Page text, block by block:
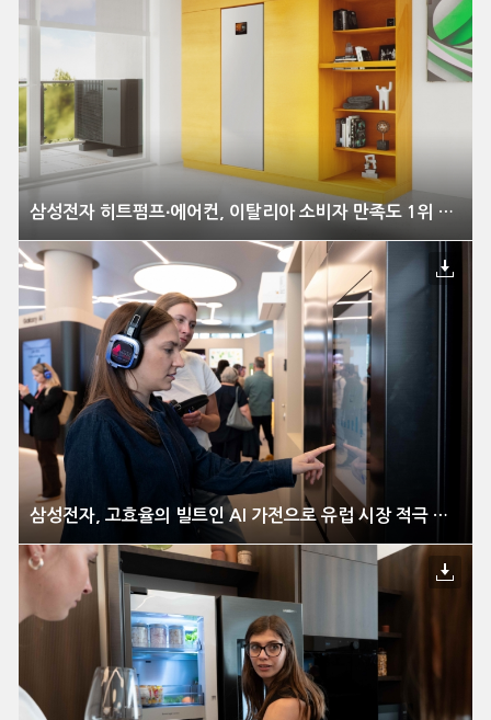
삼성전자 히트펌프∙에어컨, 이탈리아 소비자 만족도 1위 석권
삼성전자, 고효율의 빌트인 AI 가전으로 유럽 시장 적극 공략